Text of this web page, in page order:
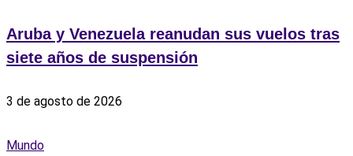
Aruba y Venezuela reanudan sus vuelos tras
siete años de suspensión
3 de agosto de 2026
Mundo